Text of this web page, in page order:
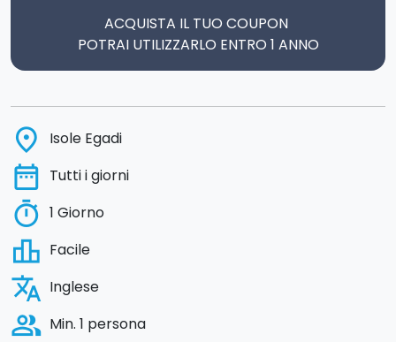
ACQUISTA IL TUO COUPON
POTRAI UTILIZZARLO ENTRO 1 ANNO
place Isole Egadi
date_range Tutti i giorni
timer 1 Giorno
leaderboard Facile
translate Inglese
people_alt Min. 1 persona